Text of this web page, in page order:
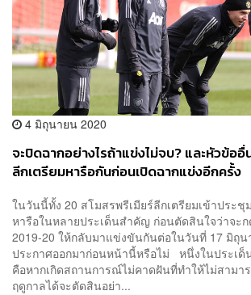
4 มิถุนายน 2020
จะปิดฉากอย่างไรถ้าแข่งไม่จบ? และหัวข้อ
ลีกเตรียมหารือกันก่อนเปิดฉากแข่งอีกครั้ง
ในวันนี้ทั้ง 20 สโมสรพรีเมียร์ลีกเตรียมเข้าประชุ
หารือในหลายประเด็นสำคัญ ก่อนตัดสินใจว่าจะ
2019-20 ให้กลับมาแข่งขันกันต่อในวันที่ 17 มิถุ
ประกาศออกมาก่อนหน้านี้หรือไม่ หนึ่งในประเด็
คือหากเกิดสถานการณ์ไม่คาดฝันที่ทำให้ไม่สาม
ฤดูกาลได้จะตัดสินอย่า...